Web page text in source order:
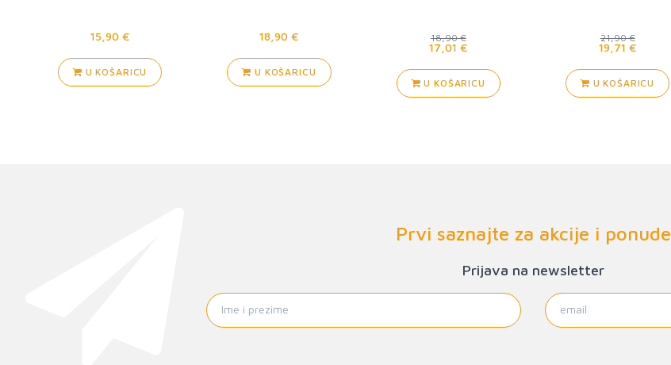
15,90 €
U KOŠARICU
18,90 €
U KOŠARICU
18,90 €
17,01 €
U KOŠARICU
21,90 €
19,71 €
U KOŠARICU
Prvi saznajte za akcije i ponude
Prijava na newsletter